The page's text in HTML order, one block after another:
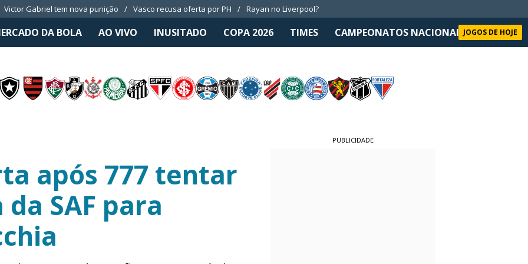
Victor Gabriel tem nova punição Vasco recusa oferta por PH Rayan no Liverpool?
DA BOLA AO VIVO INUSITADO COPA 2026 TIMES CAMPEONATOS NACIONAIS SELEÇÃO
JOGOS DE HOJE
após 777 tentar
SAF para
PUBLICIDADE